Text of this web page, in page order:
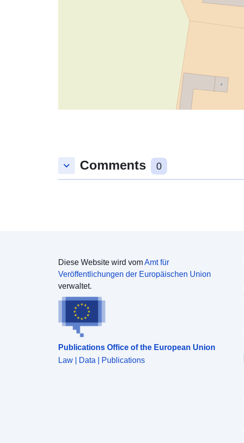
keyboard_arrow_down Comments 0
Diese Website wird vomAmt für
Veröffentlichungen der Europäischen Union
verwaltet.
Publications Office of the European Union
Law | Data | Publications